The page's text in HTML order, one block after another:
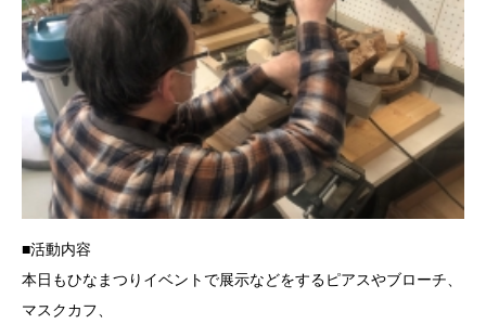
■活動内容
本日もひなまつりイベントで展示などをするピアスやブローチ、
マスクカフ、